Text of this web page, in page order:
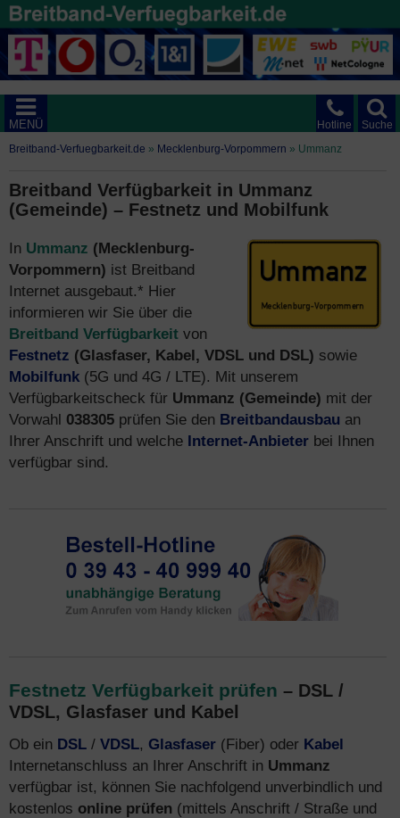
Suche
Hotline
MENÜ
Breitband-Verfuegbarkeit.de » Mecklenburg-Vorpommern » Ummanz
Breitband Verfügbarkeit in Ummanz
(Gemeinde) – Festnetz und Mobilfunk
In Ummanz (Mecklenburg-
Vorpommern) ist Breitband
Internet ausgebaut.* Hier
informieren wir Sie über die
Breitband Verfügbarkeit von
Festnetz (Glasfaser, Kabel, VDSL und DSL) sowie
Mobilfunk (5G und 4G / LTE). Mit unserem
Verfügbarkeitscheck für Ummanz (Gemeinde) mit der
Vorwahl 038305 prüfen Sie den Breitbandausbau an
Ihrer Anschrift und welche Internet-Anbieter bei Ihnen
verfügbar sind.
Festnetz Verfügbarkeit prüfen – DSL /
VDSL, Glasfaser und Kabel
Ob ein DSL / VDSL, Glasfaser (Fiber) oder Kabel
Internetanschluss an Ihrer Anschrift in Ummanz
verfügbar ist, können Sie nachfolgend unverbindlich und
kostenlos online prüfen (mittels Anschrift / Straße und